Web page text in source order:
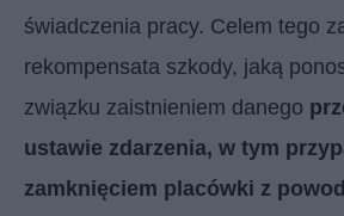
świadczenia pracy. Celem tego
rekompensata szkody, jaką
związku zaistnieniem danego
ustawie zdarzenia, w tym
zamknięciem placówki z